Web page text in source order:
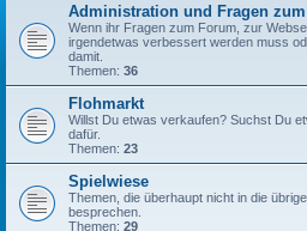
Administration und Fragen
Wenn ihr Fragen zum Forum, zur
irgendetwas verbessert werden muss
damit.
Themen: 36
Flohmarkt
Willst Du etwas verkaufen? Suchst Du
dafür.
Themen: 23
Spielwiese
Themen, die überhaupt nicht in die
besprechen.
Themen: 29